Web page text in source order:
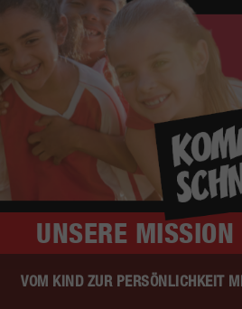
UNSERE MISSION
VOM KIND ZUR PERSÖNLICHKEIT